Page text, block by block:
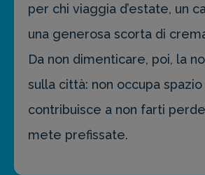
per chi viaggia d’estate, un
una generosa scorta di
Da non dimenticare, poi, la
sulla città: non occupa spazio
contribuisce a non farti
mete prefissate.